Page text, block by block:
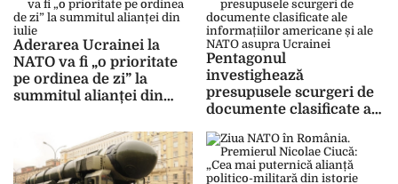
face nimic
Aderarea Ucrainei la
NATO va fi „o prioritate
pe ordinea de zi” la
summitul alianței din
Pentagonul
investighează
presupusele scurgeri de
documente clasificate ale
și ale NATO asupra
Ucrainei